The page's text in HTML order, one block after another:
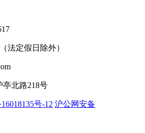
法定假日除外）
北路218号
号-12 沪公网安备